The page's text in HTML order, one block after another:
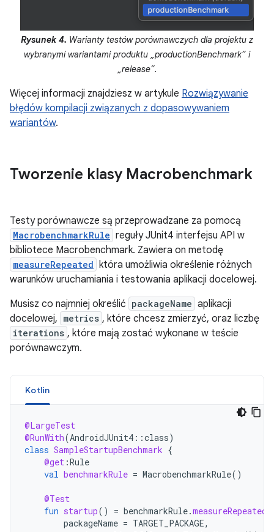
Rysunek 4. Warianty testów porównawczych dla projektu z
wybranymi wariantami produktu „productionBenchmark” i
„release”.
Więcej informacji znajdziesz w artykule Rozwiązywanie
błędów kompilacji związanych z dopasowywaniem
wariantów.
Tworzenie klasy Macrobenchmark
Testy porównawcze są przeprowadzane za pomocą
MacrobenchmarkRule reguły JUnit4 interfejsu API w
bibliotece Macrobenchmark. Zawiera on metodę
measureRepeated
która umożliwia określenie różnych
warunków uruchamiania i testowania aplikacji docelowej.
Musisz co najmniej określić packageName aplikacji
docelowej, metrics , które chcesz zmierzyć, oraz liczbę
iterations , które mają zostać wykonane w teście
porównawczym.
Kotlin
@LargeTest
@RunWith(AndroidJUnit4 ::class)
class SampleStartupBenchmark {
@get :Rule
val benchmarkRule = MacrobenchmarkRule()
@Test
fun startup() = benchmarkRule.measureRepeated
packageName = TARGET_PACKAGE,